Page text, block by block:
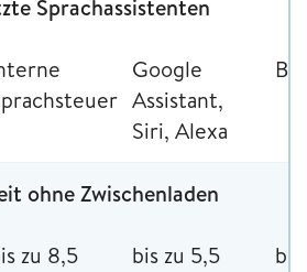
Sprachassistenten
Google
Assistant,
Siri, Alexa
ohne Zwischenladen
zu 8,5
bis zu 5,5